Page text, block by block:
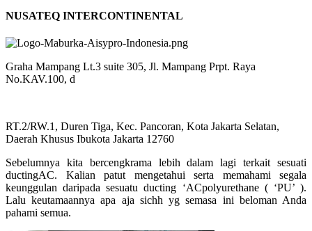
NUSATEQ INTERCONTINENTAL
Graha Mampang Lt.3 suite 305, Jl. Mampang Prpt. Raya
No.KAV.100, d
RT.2/RW.1, Duren Tiga, Kec. Pancoran, Kota Jakarta Selatan,
Daerah Khusus Ibukota Jakarta 12760
Sebelumnya kita bercengkrama lebih dalam lagi terkait sesuati
ductingAC. Kalian patut mengetahui serta memahami segala
keunggulan daripada sesuatu ducting ‘ACpolyurethane ( ‘PU’ ).
Lalu keutamaannya apa aja sichh yg semasa ini beloman Anda
pahami semua.